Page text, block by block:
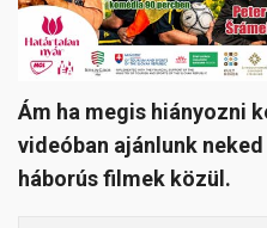
Ám ha megis hiányozni
videóban ajánlunk
háborús filmek közül.